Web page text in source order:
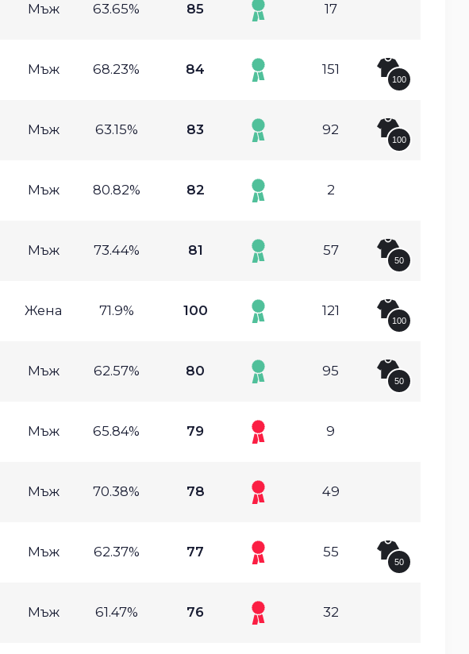
Мъж 63.65% 85 17
Мъж 68.23% 84 151
100
Мъж 63.15% 83 92
100
Мъж 80.82% 82 2
Мъж 73.44% 81 57
50
Жена 71.9% 100 121
100
Мъж 62.57% 80 95
50
Мъж 65.84% 79 9
Мъж 70.38% 78 49
Мъж 62.37% 77 55
50
Мъж 61.47% 76 32